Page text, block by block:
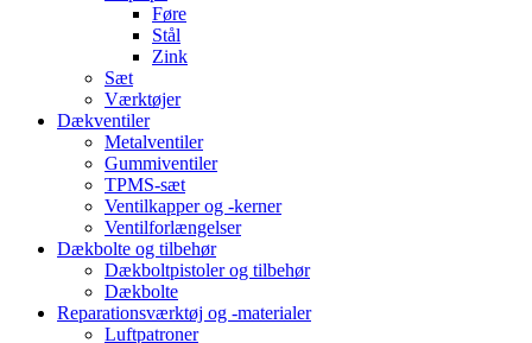
Føre
Stål
Zink
Sæt
Værktøjer
Dækventiler
Metalventiler
Gummiventiler
TPMS-sæt
Ventilkapper og -kerner
Ventilforlængelser
Dækbolte og tilbehør
Dækboltpistoler og tilbehør
Dækbolte
Reparationsværktøj og -materialer
Luftpatroner